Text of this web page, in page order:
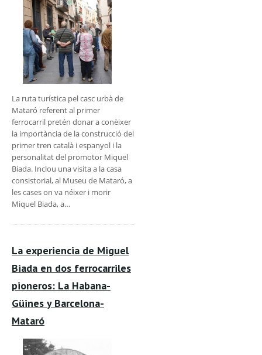
La ruta turística pel casc urbà de
Mataró referent al primer
ferrocarril pretén donar a conèixer
la importància de la construcció del
primer tren català i espanyol i la
personalitat del promotor Miquel
Biada. Inclou una visita a la casa
consistorial, al Museu de Mataró, a
les cases on va néixer i morir
Miquel Biada, a…
La experiencia de Miguel
Biada en dos ferrocarriles
pioneros: La Habana-
Güines y Barcelona-
Mataró